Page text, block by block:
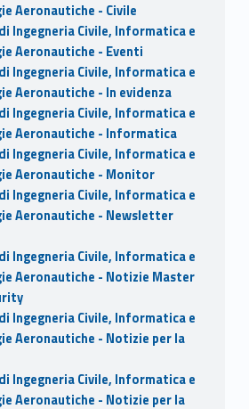
Aeronautiche - Civile
Ingegneria Civile, Informatica e
Aeronautiche - Eventi
Ingegneria Civile, Informatica e
Aeronautiche - In evidenza
Ingegneria Civile, Informatica e
Aeronautiche - Informatica
Ingegneria Civile, Informatica e
Aeronautiche - Monitor
Ingegneria Civile, Informatica e
Aeronautiche - Newsletter
Ingegneria Civile, Informatica e
Aeronautiche - Notizie Master
Ingegneria Civile, Informatica e
Aeronautiche - Notizie per la
Ingegneria Civile, Informatica e
Aeronautiche - Notizie per la